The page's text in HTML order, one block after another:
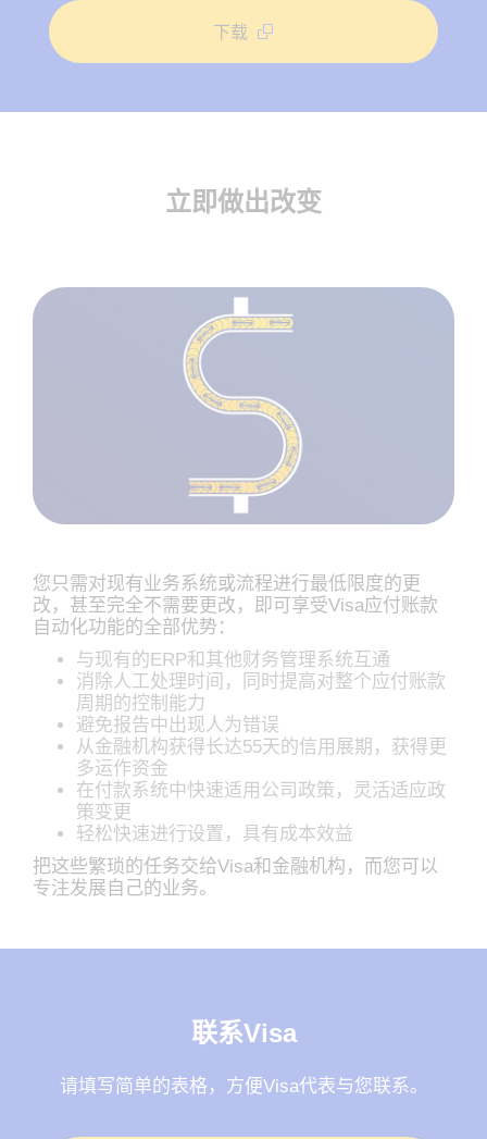
下载
立即做出改变
您只需对现有业务系统或流程进行最低限度的更
改，甚至完全不需要更改，即可享受Visa应付账款
自动化功能的全部优势：
与现有的ERP和其他财务管理系统互通
消除人工处理时间，同时提高对整个应付账款
周期的控制能力
避免报告中出现人为错误
从金融机构获得长达55天的信用展期，获得更
多运作资金
在付款系统中快速适用公司政策，灵活适应政
策变更
轻松快速进行设置，具有成本效益
把这些繁琐的任务交给Visa和金融机构，而您可以
专注发展自己的业务。
联系Visa
请填写简单的表格，方便Visa代表与您联系。